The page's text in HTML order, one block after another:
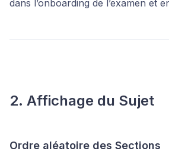
dans l’onboarding de l’examen et
2. Affichage du Sujet
Ordre aléatoire des Sections